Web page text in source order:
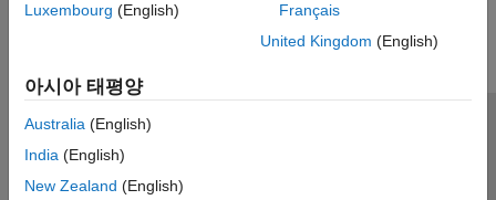
Luxembourg (English)
Français
United Kingdom (English)
아시아 태평양
Australia (English)
India (English)
New Zealand (English)
신뢰 센터 등록 상표
애플리케이션 상태
© 1994-2026 The MathWorks, Inc.